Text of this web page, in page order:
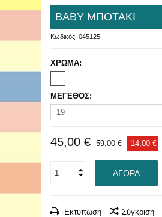
ΒΑΒΥ ΜΠΟΤΑΚΙ
Κωδικός: 045125
ΧΡΩΜΑ:
ΜΕΓΕΘΟΣ:
19
45,00 € 59,00 € -14,00 €
ΑΓΟΡΆ
Εκτύπωση Σύγκριση